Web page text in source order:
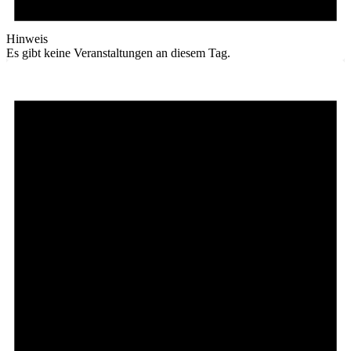
Hinweis
Es gibt keine Veranstaltungen an diesem Tag.